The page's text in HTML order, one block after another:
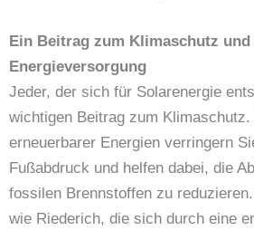
Ein Beitrag zum Klimaschutz
Energieversorgung
Jeder, der sich für Solarenergie
wichtigen Beitrag zum
erneuerbarer Energien verringern
Fußabdruck und helfen dabei, die
fossilen Brennstoffen zu
wie Riederich, die sich durch eine